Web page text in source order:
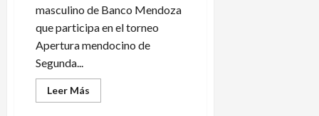
masculino de Banco Mendoza
que participa en el torneo
Apertura mendocino de
Segunda...
Leer Más
más